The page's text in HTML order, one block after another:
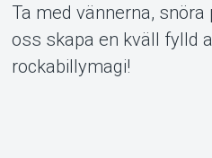
Ta med vännerna,
oss skapa en kväll fylld
rockabillymagi!